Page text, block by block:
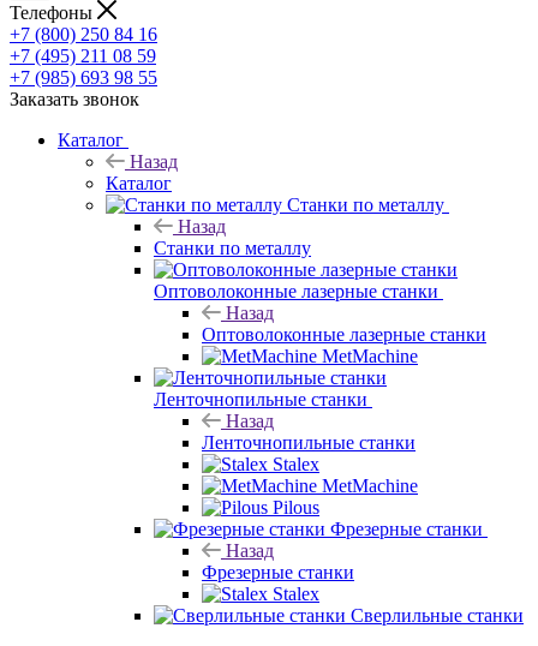
Телефоны
+7 (800) 250 84 16
+7 (495) 211 08 59
+7 (985) 693 98 55
Заказать звонок
Каталог
Назад
Каталог
Станки по металлу
Назад
Станки по металлу
Оптоволоконные лазерные станки
Назад
Оптоволоконные лазерные станки
MetMachine
Ленточнопильные станки
Назад
Ленточнопильные станки
Stalex
MetMachine
Pilous
Фрезерные станки
Назад
Фрезерные станки
Stalex
Сверлильные станки